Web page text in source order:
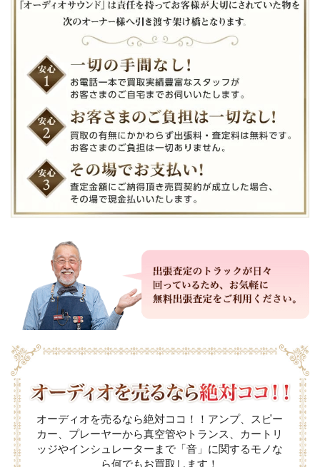
オーディオを売るなら絶対ココ！！アンプ、スピー
カー、プレーヤーから真空管やトランス、カートリ
ッジやインシュレーターまで「音」に関するモノな
ら何でもお買取します！